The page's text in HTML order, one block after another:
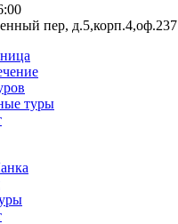
пер, д.5,корп.4,оф.237
туры